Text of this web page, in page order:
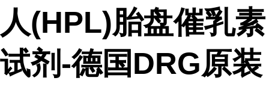
人(HPL)胎盘催乳素
试剂-德国DRG原装